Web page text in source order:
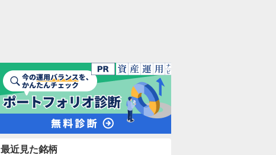
最近見た銘柄